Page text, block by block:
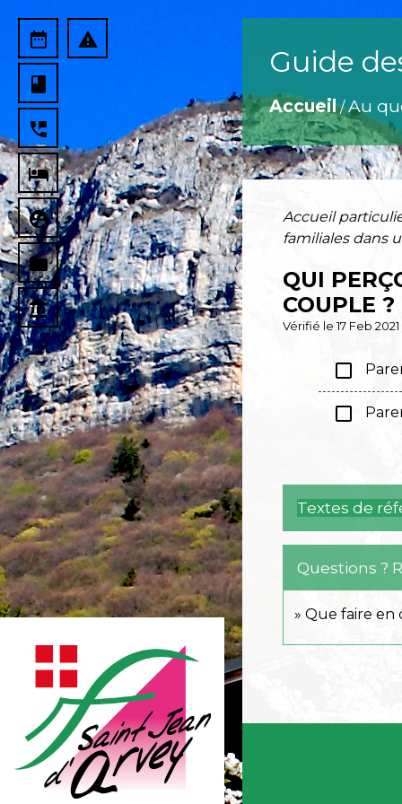
Guide
Accueil/Au
date_range
book
perm_phone_msg
local_hotel
supervised_user_circle
folder
account_balance
report_problem
Accueil
familiales dans
QUI
COUPLE ?
Vérifié le 17 Feb
check_box_outline_blank
check_box_outline_blank
Textes de
Questions ?
Que faire en